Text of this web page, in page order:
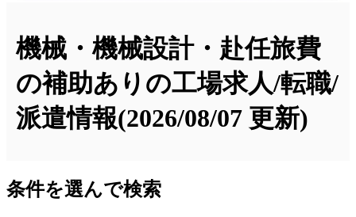
機械・機械設計・赴任旅費
の補助ありの工場求人/転職/
派遣情報(2026/08/07 更新)
条件を選んで検索